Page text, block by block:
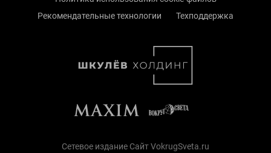
Рекомендательные технологии
Техподдержка
Сетевое издание Сайт VokrugSveta.ru